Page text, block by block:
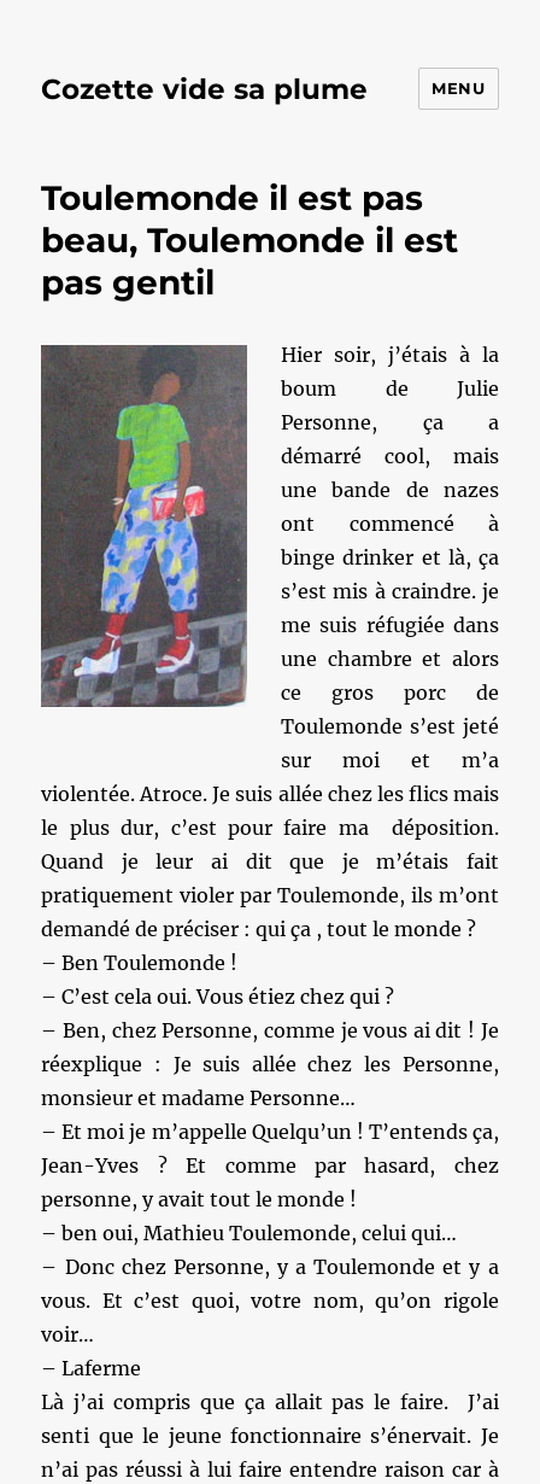
Cozette vide sa plume MENU
Toulemonde il est pas
beau, Toulemonde il est
pas gentil
Hier soir, j’étais à la
boum de Julie
Personne, ça a
démarré cool, mais
une bande de nazes
ont commencé à
binge drinker et là, ça
s’est mis à craindre. je
me suis réfugiée dans
une chambre et alors
ce gros porc de
Toulemonde s’est jeté
sur moi et m’a
violentée. Atroce. Je suis allée chez les flics mais
le plus dur, c’est pour faire ma déposition.
Quand je leur ai dit que je m’étais fait
pratiquement violer par Toulemonde, ils m’ont
demandé de préciser : qui ça , tout le monde ?
– Ben Toulemonde !
– C’est cela oui. Vous étiez chez qui ?
– Ben, chez Personne, comme je vous ai dit ! Je
réexplique : Je suis allée chez les Personne,
monsieur et madame Personne…
– Et moi je m’appelle Quelqu’un ! T’entends ça,
Jean-Yves ? Et comme par hasard, chez
personne, y avait tout le monde !
– ben oui, Mathieu Toulemonde, celui qui…
– Donc chez Personne, y a Toulemonde et y a
vous. Et c’est quoi, votre nom, qu’on rigole
voir…
– Laferme
Là j’ai compris que ça allait pas le faire. J’ai
senti que le jeune fonctionnaire s’énervait. Je
n’ai pas réussi à lui faire entendre raison car à